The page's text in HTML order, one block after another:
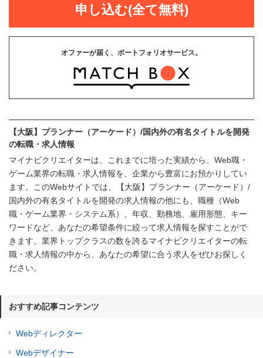
申し込む(全て無料)
オファーが届く、ポートフォリオサービス。
【大阪】プランナー（アーケード）/国内外の有名タイトルを開発
の転職・求人情報
マイナビクリエイターは、これまでに培った実績から、Web職・
ゲーム業界の転職・求人情報を、企業から豊富にお預かりしてい
ます。このWebサイトでは、【大阪】プランナー（アーケード）/
国内外の有名タイトルを開発の求人情報の他にも、職種（Web
職・ゲーム業界・システム系）、年収、勤務地、雇用形態、キー
ワードなど、あなたの希望条件に絞って求人情報を探すことがで
きます。業界トップクラスの数を誇るマイナビクリエイターの転
職・求人情報の中から、あなたの希望に合う求人をぜひお探しく
ださい。
おすすめ記事コンテンツ
Webディレクター
Webデザイナー